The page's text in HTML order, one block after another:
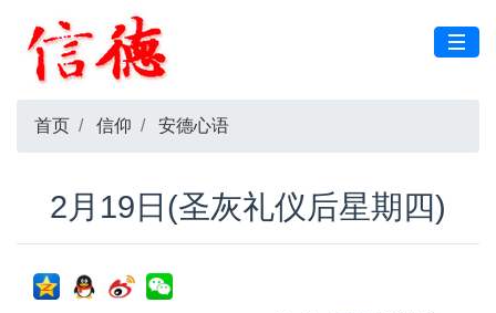
首页 信仰 安德心语
2月19日(圣灰礼仪后星期四)